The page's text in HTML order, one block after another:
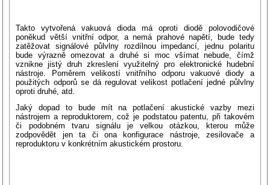
Takto vytvořená vakuová dioda má oproti diodě polovodičové
poněkud větší vnitřní odpor, a nemá prahové napětí, bude tedy
zatěžovat signálové půlvlny rozdílnou impedancí, jednu polaritu
bude výrazně omezovat a druhé si moc všímat nebude, čímž
vznikne jistý druh zkreslení využitelný pro elektronické hudební
nástroje. Poměrem velikostí vnitřního odporu vakuové diody a
použitých odporů se dá regulovat velikost potlačení jedné půlvlny
oproti druhé, atd.
Jaký dopad to bude mít na potlačení akustické vazby mezi
nástrojem a reproduktorem, což je podstatou patentu, při takovém
či podobném tvaru signálu je velkou otázkou, kterou může
zodpovědět jen ta či ona konfigurace nástroje, zesilovače a
reproduktoru v konkrétním akustickém prostoru.